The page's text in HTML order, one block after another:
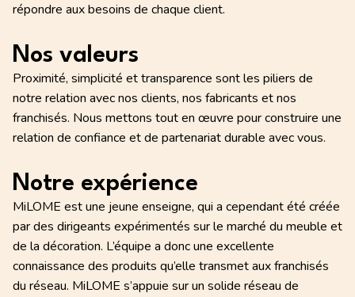
répondre aux besoins de chaque client.
Nos valeurs
Proximité, simplicité et transparence sont les piliers de
notre relation avec nos clients, nos fabricants et nos
franchisés. Nous mettons tout en œuvre pour construire une
relation de confiance et de partenariat durable avec vous.
Notre expérience
​MiLOME est une jeune enseigne, qui a cependant été créée
par des dirigeants expérimentés sur le marché du meuble et
de la décoration. L’équipe a donc une excellente
connaissance des produits qu’elle transmet aux franchisés
du réseau. MiLOME s’appuie sur un solide réseau de